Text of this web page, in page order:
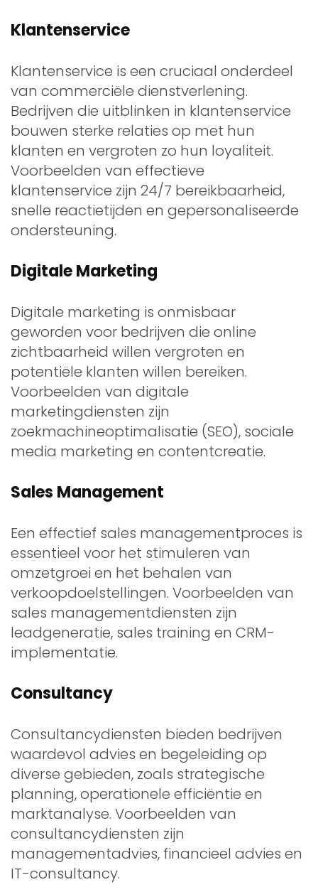
Klantenservice
Klantenservice is een cruciaal onderdeel
van commerciële dienstverlening.
Bedrijven die uitblinken in klantenservice
bouwen sterke relaties op met hun
klanten en vergroten zo hun loyaliteit.
Voorbeelden van effectieve
klantenservice zijn 24/7 bereikbaarheid,
snelle reactietijden en gepersonaliseerde
ondersteuning.
Digitale Marketing
Digitale marketing is onmisbaar
geworden voor bedrijven die online
zichtbaarheid willen vergroten en
potentiële klanten willen bereiken.
Voorbeelden van digitale
marketingdiensten zijn
zoekmachineoptimalisatie (SEO), sociale
media marketing en contentcreatie.
Sales Management
Een effectief sales managementproces is
essentieel voor het stimuleren van
omzetgroei en het behalen van
verkoopdoelstellingen. Voorbeelden van
sales managementdiensten zijn
leadgeneratie, sales training en CRM-
implementatie.
Consultancy
Consultancydiensten bieden bedrijven
waardevol advies en begeleiding op
diverse gebieden, zoals strategische
planning, operationele efficiëntie en
marktanalyse. Voorbeelden van
consultancydiensten zijn
managementadvies, financieel advies en
IT-consultancy.